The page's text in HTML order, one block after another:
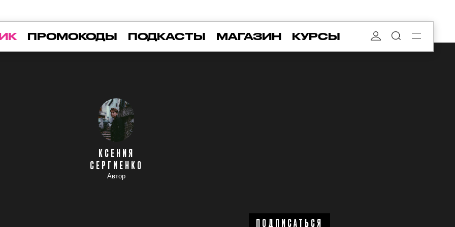
ПРОМОКОДЫ ПОДКАСТЫ МАГАЗИН КУРСЫ
КСЕНИЯ
СЕРГИЕНКО
Автор
ПОДПИСАТЬСЯ